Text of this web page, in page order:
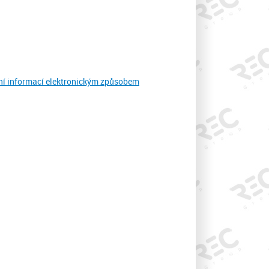
informací elektronickým způsobem